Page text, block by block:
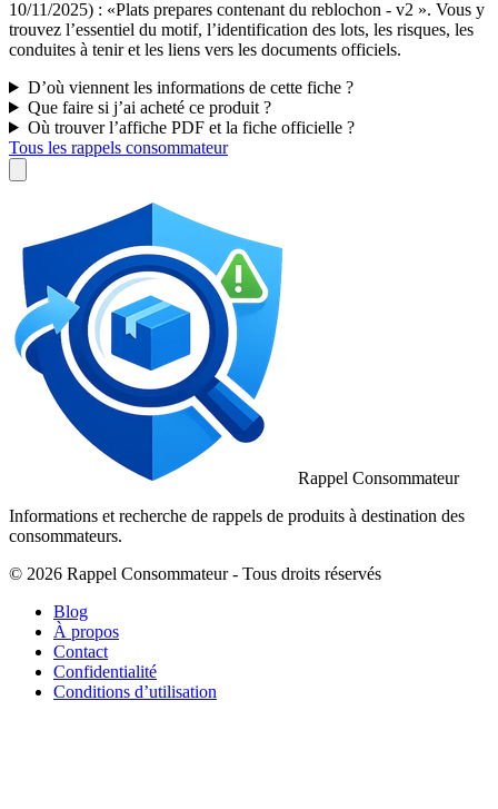
10/11/2025) : «Plats prepares contenant du reblochon - v2 ». Vous y
trouvez l’essentiel du motif, l’identification des lots, les risques, les
conduites à tenir et les liens vers les documents officiels.
D’où viennent les informations de cette fiche ?
Que faire si j’ai acheté ce produit ?
Où trouver l’affiche PDF et la fiche officielle ?
Tous les rappels consommateur
Rappel Consommateur
Informations et recherche de rappels de produits à destination des
consommateurs.
© 2026 Rappel Consommateur - Tous droits réservés
Blog
À propos
Contact
Confidentialité
Conditions d’utilisation